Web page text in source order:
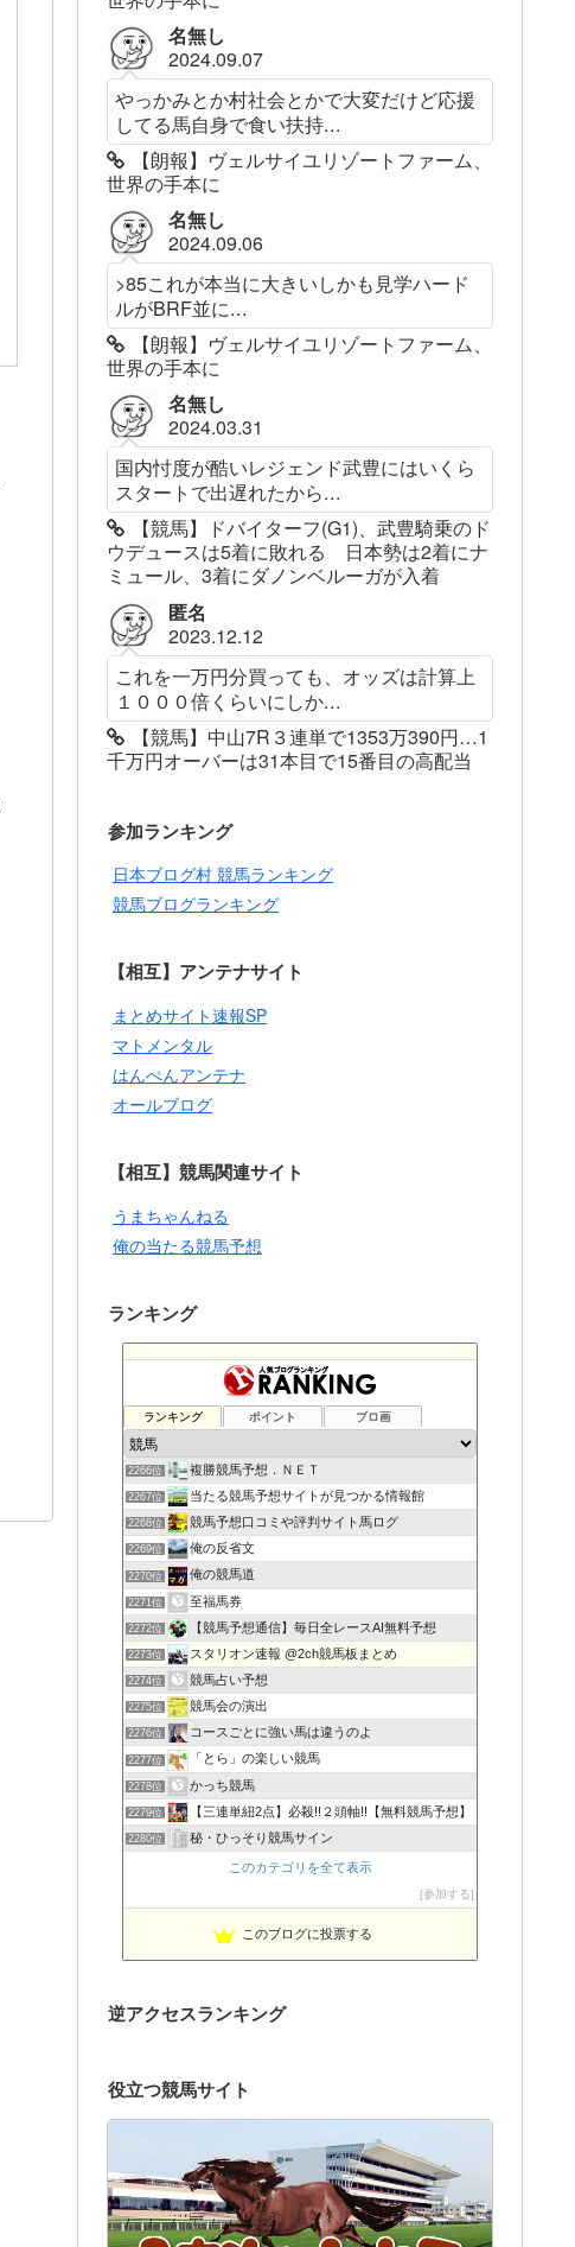
名無し
2024.09.07
やっかみとか村社会とかで大変だけど応援
してる馬自身で食い扶持...
【朗報】ヴェルサイユリゾートファーム、
世界の手本に
名無し
2024.09.06
>85これが本当に大きいしかも見学ハード
ルがBRF並に...
【朗報】ヴェルサイユリゾートファーム、
世界の手本に
名無し
2024.03.31
国内忖度が酷いレジェンド武豊にはいくら
スタートで出遅れたから...
【競馬】ドバイターフ(G1)、武豊騎乗のド
ウデュースは5着に敗れる 日本勢は2着にナ
ミュール、3着にダノンベルーガが入着
匿名
2023.12.12
これを一万円分買っても、オッズは計算上
１０００倍くらいにしか...
【競馬】中山7R３連単で1353万390円…1
千万円オーバーは31本目で15番目の高配当
参加ランキング
日本ブログ村 競馬ランキング
競馬ブログランキング
【相互】アンテナサイト
まとめサイト速報SP
マトメンタル
はんぺんアンテナ
オールブログ
【相互】競馬関連サイト
うまちゃんねる
俺の当たる競馬予想
ランキング
ランキング ポイント ブロ画
2266位 複勝競馬予想．ＮＥＴ
2267位 当たる競馬予想サイトが見つかる情報館
2268位 競馬予想口コミや評判サイト馬ログ
2269位 俺の反省文
2270位 俺の競馬道
2271位 至福馬券
2272位 【競馬予想通信】毎日全レースAI無料予想
2273位 スタリオン速報 @2ch競馬板まとめ
2274位 競馬占い予想
2275位 競馬会の演出
2276位 コースごとに強い馬は違うのよ
2277位 「とら」の楽しい競馬
2278位 かっち競馬
2279位 【三連単紐2点】必殺!!２頭軸!!【無料競馬予想】
2280位 秘・ひっそり競馬サイン
このカテゴリを全て表示
参加する
このブログに投票する
逆アクセスランキング
役立つ競馬サイト